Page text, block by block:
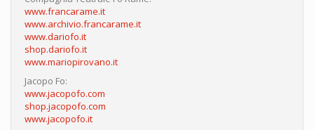
www.francarame.it
www.archivio.francarame.it
www.dariofo.it
shop.dariofo.it
www.mariopirovano.it
Jacopo Fo:
www.jacopofo.com
shop.jacopofo.com
www.jacopofo.it